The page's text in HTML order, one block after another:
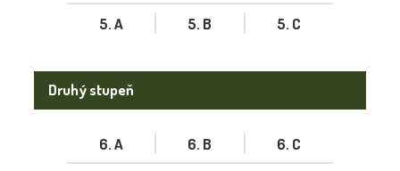
5. A 5. B 5. C
Druhý stupeň
6. A 6. B 6. C